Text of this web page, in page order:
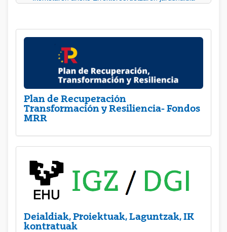
Plan de Recuperación
Transformación y Resiliencia- Fondos
MRR
Deialdiak, Proiektuak, Laguntzak, IK
kontratuak